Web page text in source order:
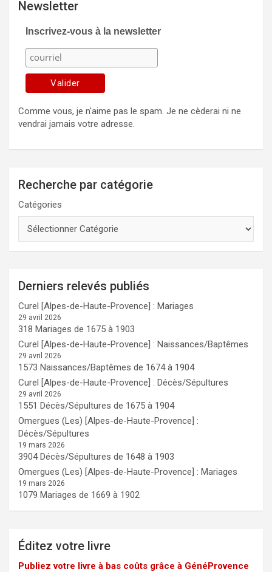
Newsletter
Inscrivez-vous à la newsletter
Comme vous, je n'aime pas le spam. Je ne cèderai ni ne
vendrai jamais votre adresse.
Recherche par catégorie
Catégories
Derniers relevés publiés
Curel [Alpes-de-Haute-Provence] : Mariages
29 avril 2026
318 Mariages de 1675 à 1903
Curel [Alpes-de-Haute-Provence] : Naissances/Baptêmes
29 avril 2026
1573 Naissances/Baptêmes de 1674 à 1904
Curel [Alpes-de-Haute-Provence] : Décès/Sépultures
29 avril 2026
1551 Décès/Sépultures de 1675 à 1904
Omergues (Les) [Alpes-de-Haute-Provence] :
Décès/Sépultures
19 mars 2026
3904 Décès/Sépultures de 1648 à 1903
Omergues (Les) [Alpes-de-Haute-Provence] : Mariages
19 mars 2026
1079 Mariages de 1669 à 1902
Éditez votre livre
Publiez votre livre à bas coûts grâce à GénéProvence